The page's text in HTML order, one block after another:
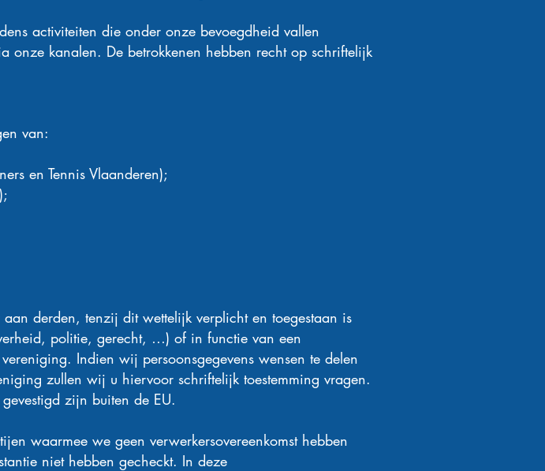
activiteiten die onder onze bevoegdheid vallen
onze kanalen. De betrokkenen hebben recht op schriftelijk
van:
en Tennis Vlaanderen);
derden, tenzij dit wettelijk verplicht en toegestaan is
politie, gerecht, …) of in functie van een
Indien wij persoonsgegevens wensen te delen
zullen wij u hiervoor schriftelijk toestemming vragen.
zijn buiten de EU.
waarmee we geen verwerkersovereenkomst hebben
niet hebben gecheckt. In deze